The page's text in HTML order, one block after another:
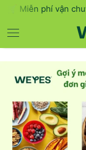
CHUYỂN TIẾP
phí vận chuyển